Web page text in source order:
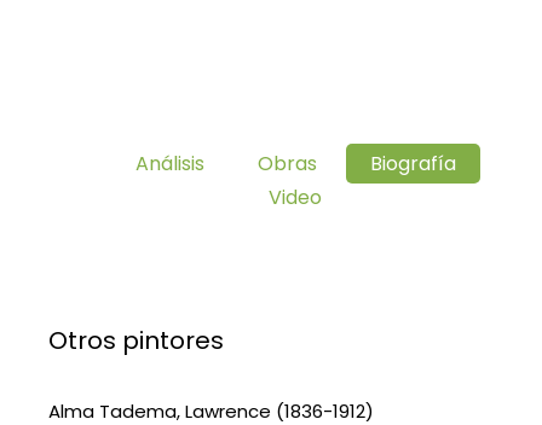
Análisis Obras
Biografía
Video
Otros pintores
Alma Tadema, Lawrence (1836-1912)